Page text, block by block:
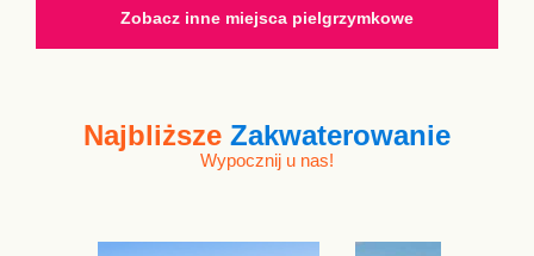
Zobacz inne miejsca pielgrzymkowe
Najbliższe Zakwaterowanie
Wypocznij u nas!